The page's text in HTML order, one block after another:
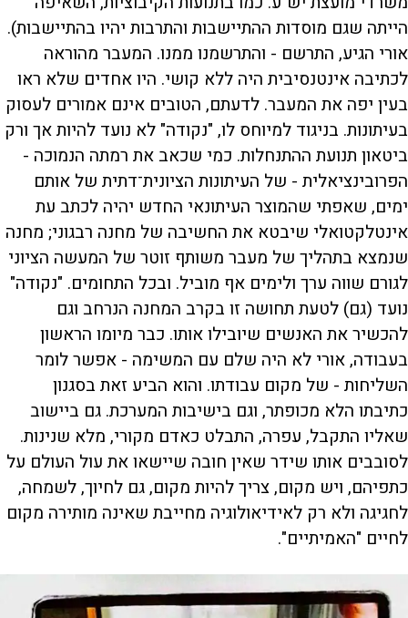
הייתה שגם מוסדות ההתיישבות והתרבות יהיו בהתיישבות).
אורי הגיע, התרשם - והתרשמנו ממנו. המעבר מהוראה
לכתיבה אינטנסיבית היה ללא קושי. היו אחדים שלא ראו
בעין יפה את המעבר. לדעתם, הטובים אינם אמורים לעסוק
בעיתונות. בניגוד למיוחס לו, "נקודה" לא נועד להיות אך ורק
ביטאון תנועת ההתנחלות. כמי שכאב את רמתה הנמוכה -
הפרובינציאלית - של העיתונות הציונית־דתית של אותם
ימים, שאפתי שהמוצר העיתונאי החדש יהיה לכתב עת
אינטלקטואלי שיבטא את החשיבה של מחנה רבגוני; מחנה
שנמצא בתהליך של מעבר משותף זוטר של המעשה הציוני
לגורם שווה ערך ולימים אף מוביל. ובכל התחומים. "נקודה"
נועד (גם) לטעת תחושה זו בקרב המחנה הנרחב וגם
להכשיר את האנשים שיובילו אותו. כבר מיומו הראשון
בעבודה, אורי לא היה שלם עם המשימה - אפשר לומר
השליחות - של מקום עבודתו. והוא הביע זאת בסגנון
כתיבתו הלא מכופתר, וגם בישיבות המערכת. גם ביישוב
שאליו התקבל, עפרה, התבלט כאדם מקורי, מלא שנינות.
לסובבים אותו שידר שאין חובה שיישאו את עול העולם על
כתפיהם, ויש מקום, צריך להיות מקום, גם לחיוך, לשמחה,
לחגיגה ולא רק לאידיאולוגיה מחייבת שאינה מותירה מקום
לחיים "האמיתיים".